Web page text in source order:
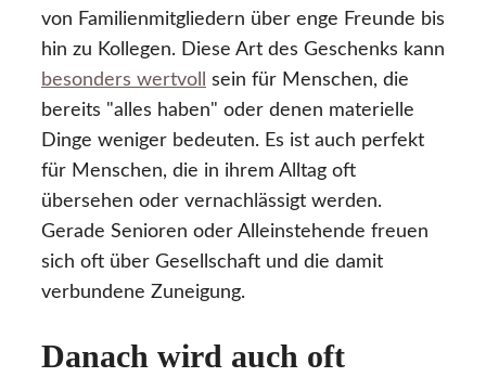
von Familienmitgliedern über enge Freunde bis
hin zu Kollegen. Diese Art des Geschenks kann
besonders wertvoll
sein für Menschen, die
bereits "alles haben" oder denen materielle
Dinge weniger bedeuten. Es ist auch perfekt
für Menschen, die in ihrem Alltag oft
übersehen oder vernachlässigt werden.
Gerade Senioren oder Alleinstehende freuen
sich oft über Gesellschaft und die damit
verbundene Zuneigung.
Danach wird auch oft